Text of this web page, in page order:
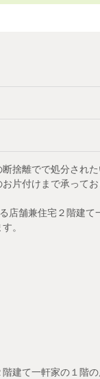
捨離でで処分され
片付けまで承って
店舗兼住宅２階建て
。
建て一軒家の１階